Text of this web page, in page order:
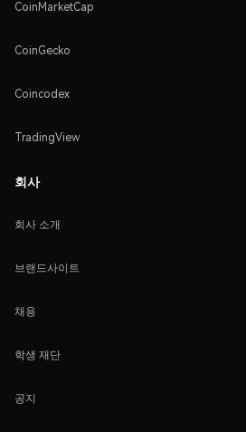
CoinMarketCap
CoinGecko
Coincodex
TradingView
회사
회사 소개
브랜드사이트
채용
학생 재단
공지